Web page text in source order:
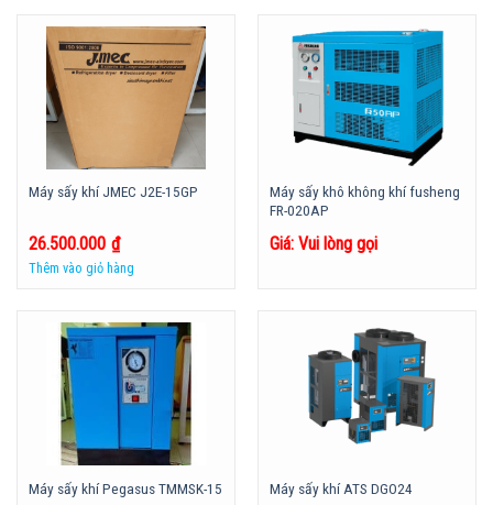
Máy sấy khí JMEC J2E-15GP
26.500.000 ₫
Thêm vào giỏ hàng
Máy sấy khô không khí fusheng
FR-020AP
Giá: Vui lòng gọi
Máy sấy khí Pegasus TMMSK-15 Máy sấy khí ATS DGO24